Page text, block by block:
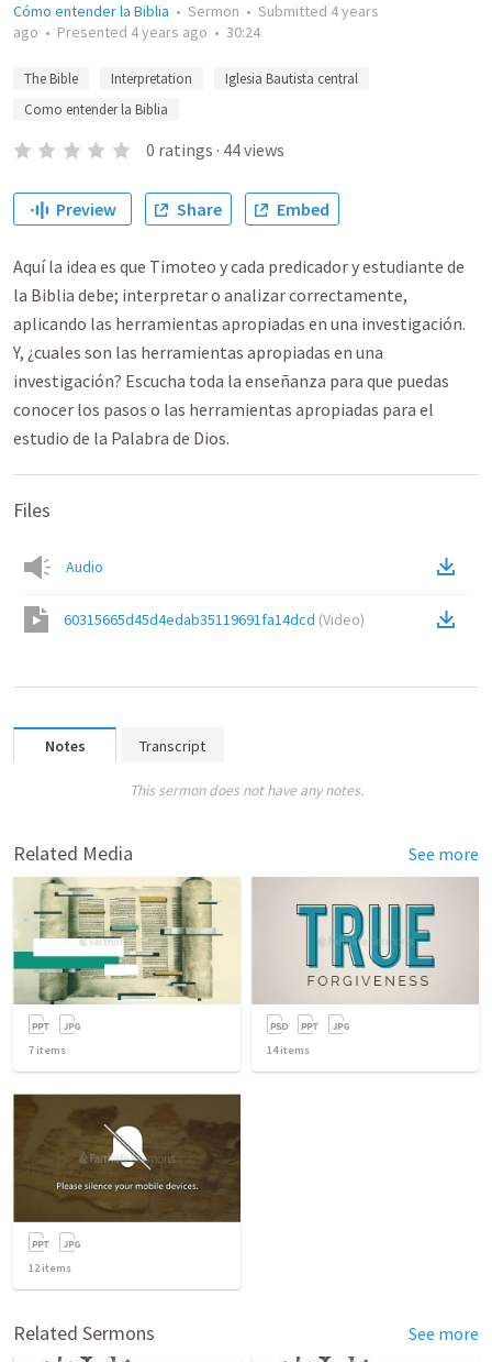
Cómo entender la Biblia • Sermon • Submitted 4 years
ago • Presented 4 years ago • 30:24
The Bible Interpretation
Iglesia Bautista central
Como entender la Biblia
0 ratings · 44views
Preview Share Embed
Aquí la idea es que Timoteo y cada predicador y estudiante de
la Biblia debe; interpretar o analizar correctamente,
aplicando las herramientas apropiadas en una investigación.
Y, ¿cuales son las herramientas apropiadas en una
investigación? Escucha toda la enseñanza para que puedas
conocer los pasos o las herramientas apropiadas para el
estudio de la Palabra de Dios.
Files
Audio
60315665d45d4edab35119691fa14dcd (Video)
Notes Transcript
This sermon does not have any notes.
Related Media See more
7 items 14items
12items
Related Sermons See more